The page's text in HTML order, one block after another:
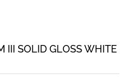
III SOLID GLOSS WHITE